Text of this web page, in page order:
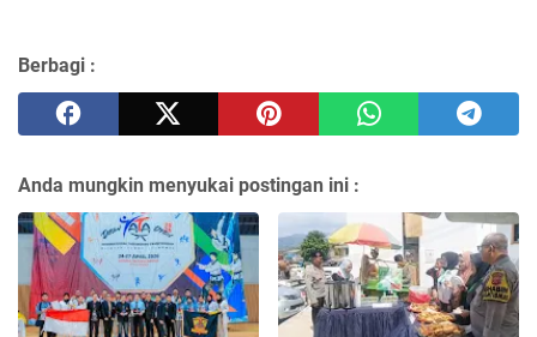
Berbagi :
Anda mungkin menyukai postingan ini :